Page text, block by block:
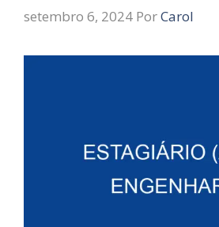
setembro 6, 2024 PorCarol